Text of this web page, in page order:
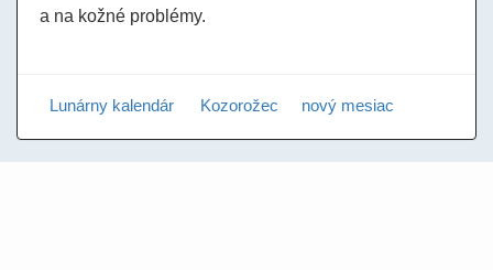
a na kožné problémy.
Lunárny kalendár Kozorožec nový mesiac